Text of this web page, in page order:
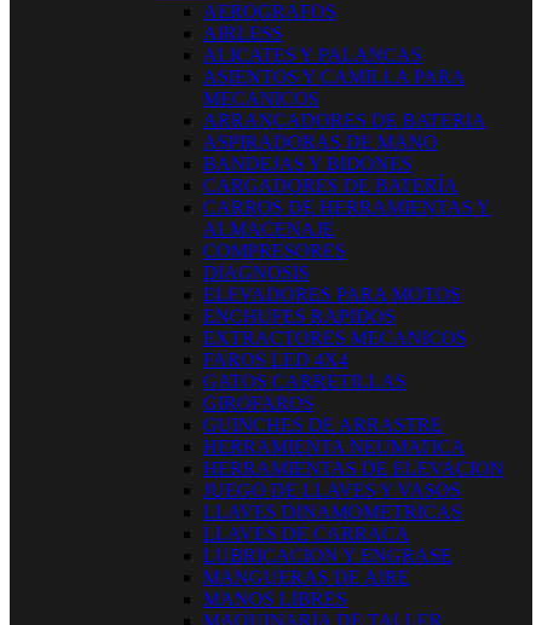
AEROGRAFOS
AIRLESS
ALICATES Y PALANCAS
ASIENTOS Y CAMILLA PARA
MECANICOS
ARRANCADORES DE BATERIA
ASPIRADORAS DE MANO
BANDEJAS Y BIDONES
CARGADORES DE BATERÍA
CARROS DE HERRAMIENTAS Y
ALMACENAJE
COMPRESORES
DIAGNOSIS
ELEVADORES PARA MOTOS
ENCHUFES RAPIDOS
EXTRACTORES MECANICOS
FAROS LED 4X4
GATOS CARRETILLAS
GIROFAROS
GUINCHES DE ARRASTRE
HERRAMIENTA NEUMATICA
HERRAMIENTAS DE ELEVACION
JUEGO DE LLAVES Y VASOS
LLAVES DINAMOMETRICAS
LLAVES DE CARRACA
LUBRICACION Y ENGRASE
MANGUERAS DE AIRE
MANOS LIBRES
MAQUINARIA DE TALLER